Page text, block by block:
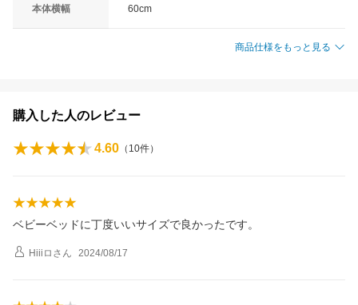
本体横幅 60cm
商品仕様をもっと見る
購入した人のレビュー
4.60 （ 10件）
ベビーベッドに丁度いいサイズで良かったです。
Hiiiロ さん 2024/08/17